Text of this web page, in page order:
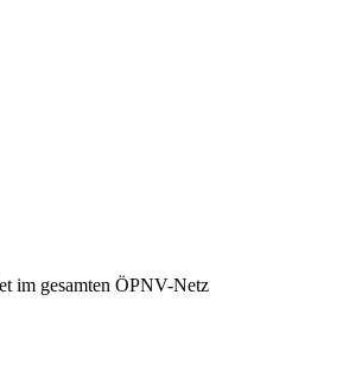
im gesamten ÖPNV-Netz